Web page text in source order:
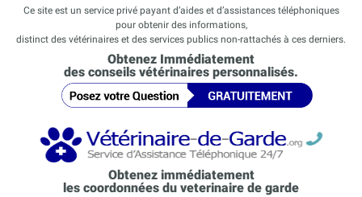
Ce site est un service privé payant d’aides et d’assistances téléphoniques
pour obtenir des informations,
distinct des vétérinaires et des services publics non-rattachés à ces derniers.
Obtenez Immédiatement
des conseils vétérinaires personnalisés.
Obtenez immédiatement
les coordonnées du veterinaire de garde